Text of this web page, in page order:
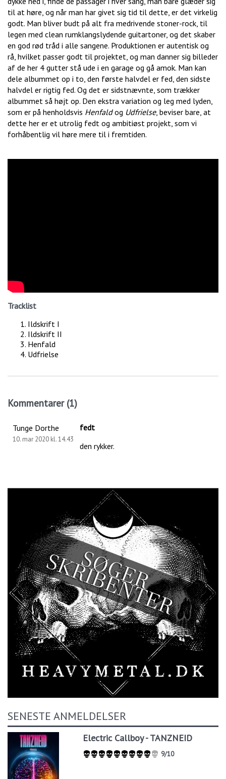
til at høre, og når man har givet sig tid til dette, er det virkelig
godt. Man bliver budt på alt fra medrivende stoner-rock, til
legen med clean rumklangslydende guitartoner, og det skaber
en god rød tråd i alle sangene. Produktionen er autentisk og
rå, hvilket passer godt til projektet, og man danner sig billeder
af de her 4 gutter stå ude i en garage og gå amok. Man kan
dele albummet op i to, den første halvdel er fed, den sidste
halvdel er rigtig fed. Og det er sidstnævnte, som trækker
albummet så højt op. Den ekstra variation og leg med lyden,
som er på henholdsvis Henfaldog Udfrielse, beviser bare, at
dette her er et utrolig fedt og ambitiøst projekt, som vi
forhåbentlig vil høre mere til i fremtiden.
Tracklist
Ildskrift I
Ildskrift II
Henfald
Udfrielse
Kommentarer (1)
Tunge Dorthe
10. mar 2020 kl. 14.43
fedt
den rykker.
SENESTE ANMELDELSER
Electric Callboy - TANZNEID
9/10